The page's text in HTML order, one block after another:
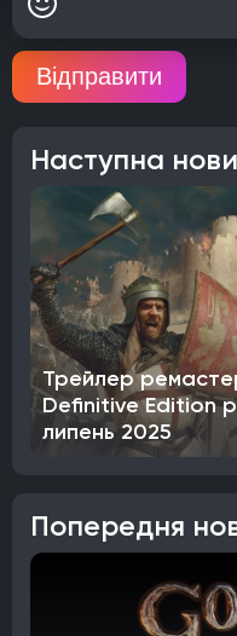
Відправити
Наступна
Трейлер
Definitive Edition
липень 2025
Попередня